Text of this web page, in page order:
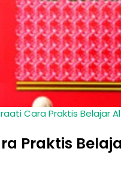
Cara Praktis Belajar
Praktis